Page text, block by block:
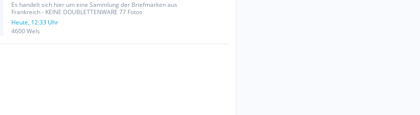
Es handelt sich hier um eine Sammlung der Briefmarken aus
Frankreich - KEINE DOUBLETTENWARE 77 Fotos
Heute, 12:33 Uhr
4600 Wels